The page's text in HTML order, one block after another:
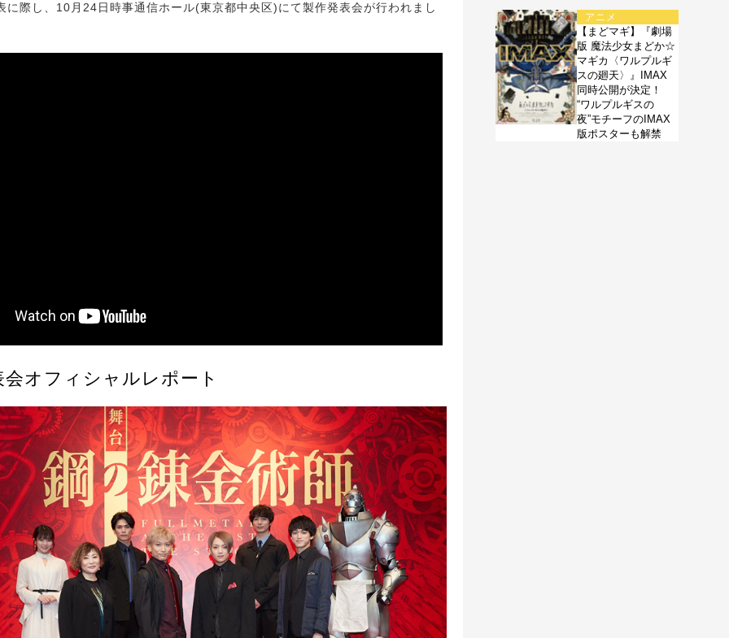
際し、10月24日時事通信ホール(東京都中央区)にて製作発表会が行われまし
会オフィシャルレポート
アニメ
【まどマギ】『劇場
版 魔法少女まどか☆
マギカ〈ワルプルギ
スの廻天〉』IMAX
同時公開が決定！
“ワルプルギスの
夜”モチーフのIMAX
版ポスターも解禁